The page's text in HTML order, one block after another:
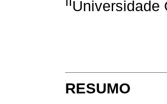
Universidade
RESUMO